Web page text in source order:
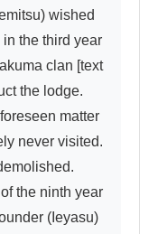
wished
the third year
clan [text
the lodge.
matter
never visited.
the ninth year
(Ieyasu)